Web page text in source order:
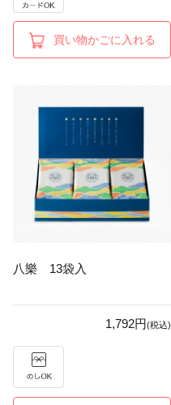
買い物かごに入れる
八樂 13袋入
1,792円(税込)